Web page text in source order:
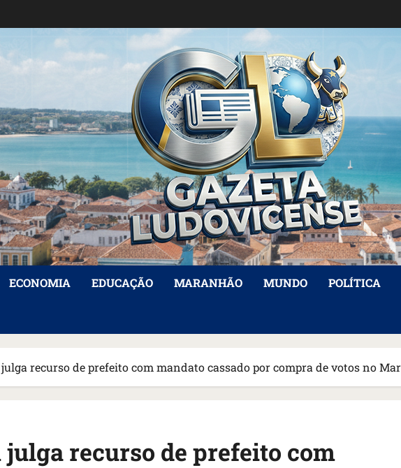
ECONOMIA EDUCAÇÃO MARANHÃO MUNDO POLÍTICA
recurso de prefeito com mandato cassado por compra de votos no
recurso de prefeito com